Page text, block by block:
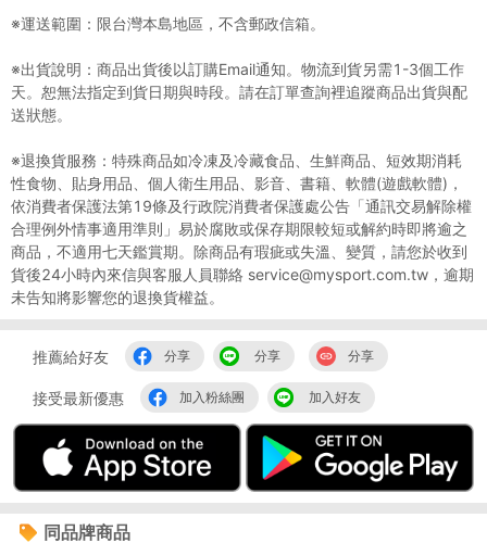
※運送範圍：限台灣本島地區，不含郵政信箱。
※出貨說明：商品出貨後以訂購Email通知。物流到貨另需1-3個工作
天。恕無法指定到貨日期與時段。請在訂單查詢裡追蹤商品出貨與配
送狀態。
※退換貨服務：特殊商品如冷凍及冷藏食品、生鮮商品、短效期消耗
性食物、貼身用品、個人衛生用品、影音、書籍、軟體(遊戲軟體)，
依消費者保護法第19條及行政院消費者保護處公告「通訊交易解除權
合理例外情事適用準則」易於腐敗或保存期限較短或解約時即將逾之
商品，不適用七天鑑賞期。除商品有瑕疵或失溫、變質，請您於收到
貨後24小時內來信與客服人員聯絡 service@mysport.com.tw，逾期
未告知將影響您的退換貨權益。
推薦給好友 分享 分享 分享
接受最新優惠 加入粉絲團 加入好友
同品牌商品